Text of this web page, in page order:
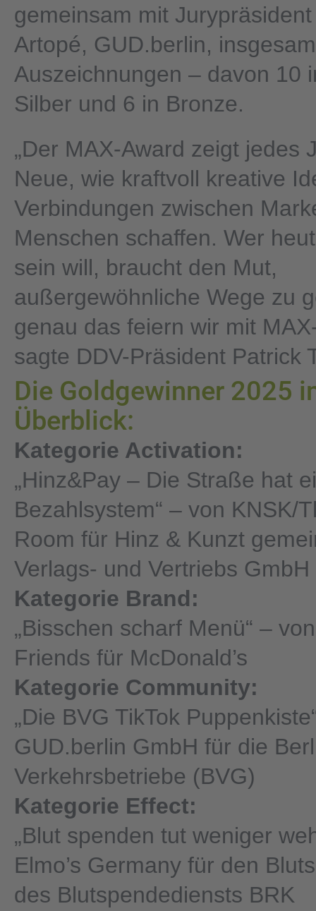
gemeinsam mit
Artopé, GUD.berlin,
Auszeichnungen – davon 10
Silber und 6 in Bronze.
„Der MAX-Award zeigt jedes
Neue, wie kraftvoll kreative
Verbindungen zwischen
Menschen schaffen. Wer
sein will, braucht den Mut,
außergewöhnliche Wege zu
genau das feiern wir mit
sagte DDV-Präsident Patrick
Die Goldgewinner 2025
Überblick:
Kategorie Activation:
„Hinz&Pay – Die Straße hat
Bezahlsystem“ – von KNSK/
Room für Hinz & Kunzt
Verlags- und Vertriebs GmbH
Kategorie Brand:
„Bisschen scharf Menü“ –
Friends für McDonald’s
Kategorie Community:
„Die BVG TikTok
GUD.berlin GmbH für die
Verkehrsbetriebe (BVG)
Kategorie Effect:
„Blut spenden tut weniger
Elmo’s Germany für den
des Blutspendediensts BRK